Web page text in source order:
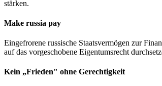
stärken.
Make russia pay
Eingefrorene russische Staatsvermögen zur
auf das vorgeschobene Eigentumsrecht
Kein „Frieden" ohne Gerechtigkeit